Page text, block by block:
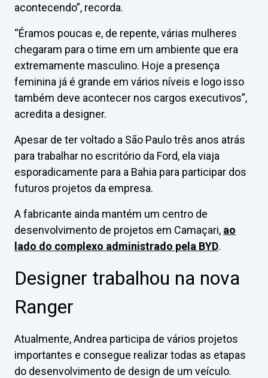
acontecendo”, recorda.
“Éramos poucas e, de repente, várias mulheres
chegaram para o time em um ambiente que era
extremamente masculino. Hoje a presença
feminina já é grande em vários níveis e logo isso
também deve acontecer nos cargos executivos”,
acredita a designer.
Apesar de ter voltado a São Paulo três anos atrás
para trabalhar no escritório da Ford, ela viaja
esporadicamente para a Bahia para participar dos
futuros projetos da empresa.
A fabricante ainda mantém um centro de
desenvolvimento de projetos em Camaçari, ao
lado do complexo administrado pela BYD.
Designer trabalhou na nova
Ranger
Atualmente, Andrea participa de vários projetos
importantes e consegue realizar todas as etapas
do desenvolvimento de design de um veículo.